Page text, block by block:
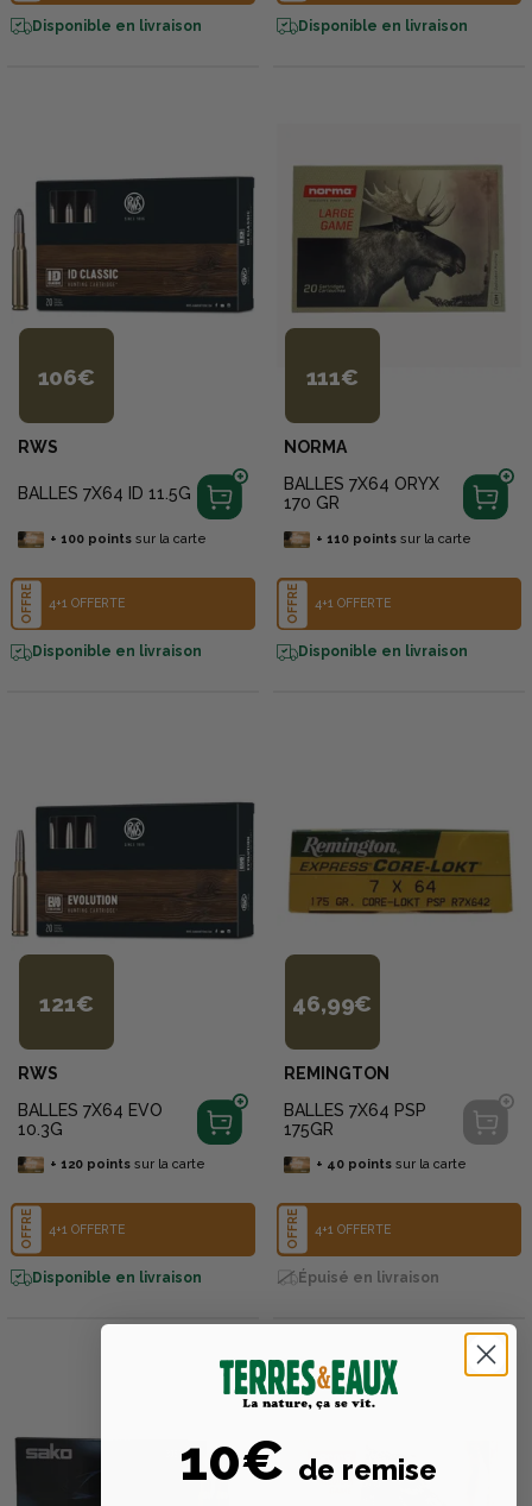
Disponible en livraison Disponible en livraison
106€
RWS
BALLES 7X64 ID 11.5G
+ 100pointssur la carte
OFFRE 4+1 OFFERTE
Disponible en livraison
111€
NORMA
BALLES 7X64 ORYX
170 GR
+ 110pointssur la carte
OFFRE 4+1 OFFERTE
Disponible en livraison
121€
RWS
BALLES 7X64 EVO
10.3G
+ 120pointssur la carte
OFFRE 4+1 OFFERTE
Disponible en livraison
46,99€
REMINGTON
BALLES 7X64 PSP
175GR
+ 40pointssur la carte
OFFRE 4+1 OFFERTE
Épuisé en livraison
10€ de remise